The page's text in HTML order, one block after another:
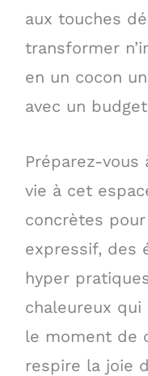
aux touches
transformer
en un cocon
avec un
Préparez-
vie à cet
concrètes
expressif, des
hyper
chaleureux qui
le moment de
respire la joie